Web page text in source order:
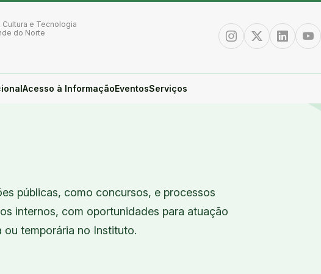
Cultura e Tecnologia
do Norte
InstagramTwitter/XLinkedin
Acesso à InformaçãoEventosServiços
públicas, como concursos, e processos
internos, com oportunidades para atuação
ou temporária no Instituto.